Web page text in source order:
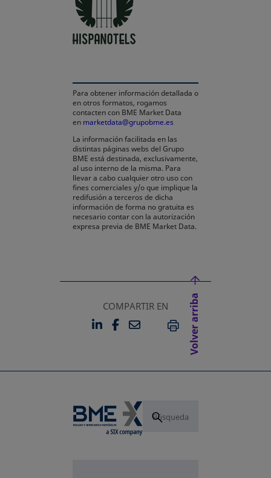
Para obtener información detallada o
en otros formatos, rogamos
contacten con BME Market Data
en marketdata@grupobme.es
La información facilitada en las
distintas páginas webs del Grupo
BME está destinada, exclusivamente,
al uso interno de la misma. Para
llevar a cabo cualquier otro uso con
fines comerciales y/o que implique la
redifusión a terceros de dicha
información de forma no gratuita es
necesario contar con la autorización
expresa previa de BME Market Data.
COMPARTIR EN
LINKEDIN
SE ABRE EN UNA PESTAÑA
FACEBOOK
SE ABRE EN UNA
EMAILIMPRIMIR
Volver arriba